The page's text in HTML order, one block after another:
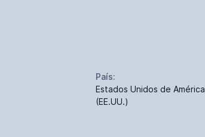
País:
Estados Unidos de América
(EE.UU.)